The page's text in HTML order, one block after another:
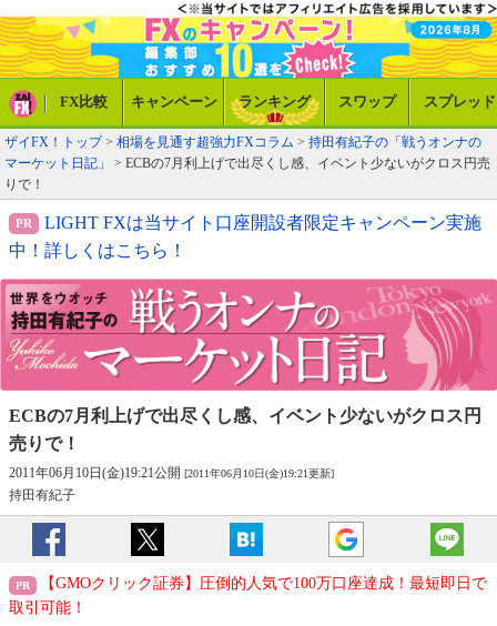
FX比較 キャンペーン ランキング スワップ スプレッド
ザイFX！トップ> 相場を見通す超強力FXコラム > 持田有紀子の「戦うオンナの
マーケット日記」
> ECBの7月利上げで出尽くし感、イベント少ないがクロス円売
りで！
LIGHT FXは当サイト口座開設者限定キャンペーン実施
中！詳しくはこちら！
ECBの7月利上げで出尽くし感、 イベント少ないがクロス円
売りで！
2011年06月10日(金)19:21公開 [2011年06月10日(金)19:21更新]
持田有紀子
【GMOクリック証券】圧倒的人気で100万口座達成！最短即日で
取引可能！